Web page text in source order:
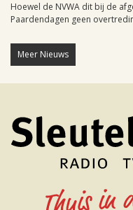
Hoewel de NVWA dit bij de
Paardendagen geen
Meer Nieuws